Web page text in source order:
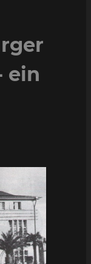
ein